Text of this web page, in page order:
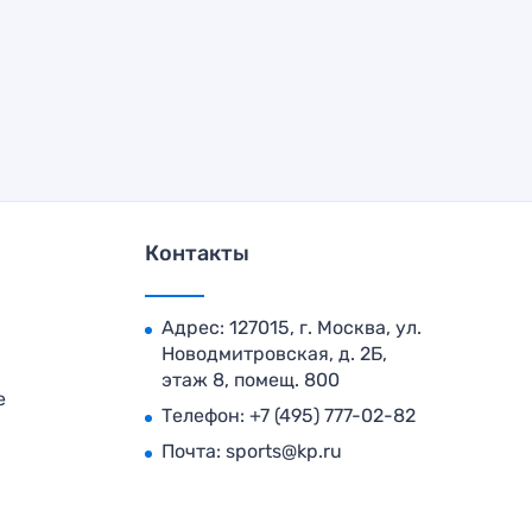
Контакты
Адрес: 127015, г. Москва, ул.
Новодмитровская, д. 2Б,
этаж 8, помещ. 800
Телефон: +7 (495) 777-02-82
Почта: sports@kp.ru